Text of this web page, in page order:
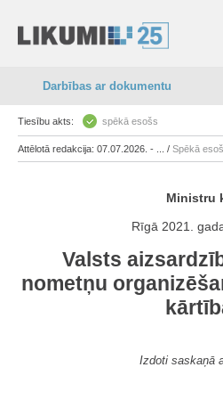
Darbības ar dokumentu
Tiesību akts: spēkā esošs
Attēlotā redakcija: 07.07.2026. - ... / Spēkā
Ministru
Rīgā 2021.
Valsts
nometņu
Izdoti saskaņā